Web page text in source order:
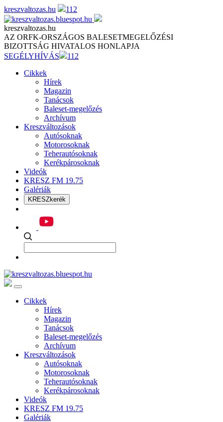
Skip
to
content
kreszvaltozas.hu 112
kreszvaltozas.hu
AZ ORFK-ORSZÁGOS BALESETMEGELŐZÉSI
BIZOTTSÁG HIVATALOS HONLAPJA
SEGÉLYHÍVÁS
112
Cikkek
Hírek
Magazin
Tanácsok
Baleset-megelőzés
Archívum
Kreszváltozások
Autósoknak
Motorosoknak
Teherautósoknak
Kerékpárosoknak
Videók
KRESZ FM 19.75
Galériák
KRESZkerék
Cikkek
Hírek
Magazin
Tanácsok
Baleset-megelőzés
Archívum
Kreszváltozások
Autósoknak
Motorosoknak
Teherautósoknak
Kerékpárosoknak
Videók
KRESZ FM 19.75
Galériák